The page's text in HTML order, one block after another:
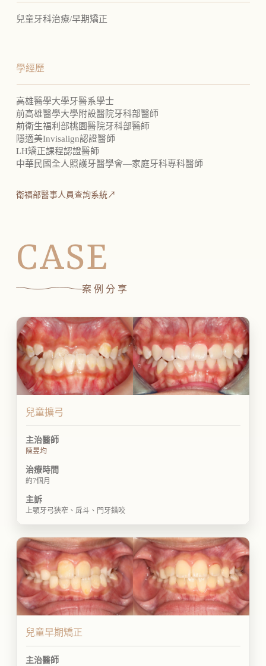
兒童牙科治療/早期矯正
學經歷
高雄醫學大學牙醫系學士
前高雄醫學大學附設醫院牙科部醫師
前衛生福利部桃園醫院牙科部醫師
隱適美Invisalign認證醫師
LH矯正課程認證醫師
中華民國全人照護牙醫學會—家庭牙科專科醫師
衛福部醫事人員查詢系統↗
CASE
案例分享
兒童擴弓
主治醫師
陳昱均
治療時間
約7個月
主訴
上顎牙弓狹窄、戽斗、門牙錯咬
兒童早期矯正
主治醫師